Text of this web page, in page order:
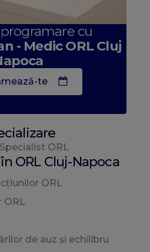
cu
- Medic ORL Cluj
te
ORL
ORL Cluj-Napoca
ORL
ORL
de auz și echilibru